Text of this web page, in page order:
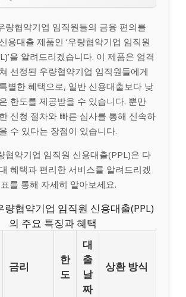
량협약기업 임직원들의 금융 편의를
용대출 제품인 ‘우량협약기업 임직원
을 알려드리겠습니다. 이 제품은 엄격
선정된 우량협약기업 임직원들에게
별한 혜택으로, 일반 신용대출보다 낮
한도를 제공받을 수 있습니다. 뿐만
신청 절차와 빠른 심사를 통해 신속하
수 있다는 장점이 있습니다.
협약기업 임직원 신용대출(PPL)은 다
혜택과 편리한 서비스를 알려드리겠
를 통해 자세히 알아보세요.
량협약기업 임직원 신용대출(PPL)
의 주요 특징과 혜택
금리
한
도
대
출
날
짜
상환 방식